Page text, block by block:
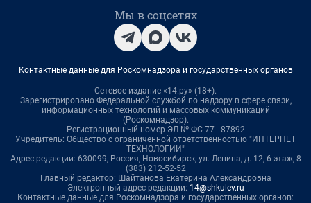
Мы в соцсетях
Контактные данные для Роскомнадзора и государственных органов
Сетевое издание «14.ру» (18+).
Зарегистрировано Федеральной службой по надзору в сфере связи,
информационных технологий и массовых коммуникаций
(Роскомнадзор).
Регистрационный номер ЭЛ № ФС 77 - 87892
Учредитель: Общество с ограниченной ответственностью "ИНТЕРНЕТ
ТЕХНОЛОГИИ"
Адрес редакции: 630099, Россия, Новосибирск, ул. Ленина, д. 12, 6 этаж, 8
(383) 212-52-52
Главный редактор: Шайтанова Екатерина Александровна
Электронный адрес редакции: 14@shkulev.ru
Контактные данные для Роскомнадзора и государственных органов: